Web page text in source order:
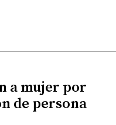
a mujer por
de persona